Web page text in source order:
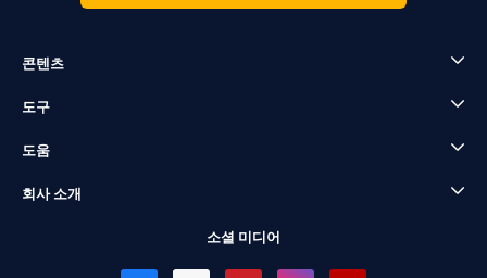
콘텐츠
도구
도움
회사 소개
소셜 미디어